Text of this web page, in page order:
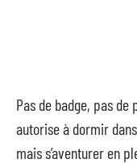
Pas de badge, pas
autorise à dormir
mais s’aventurer en